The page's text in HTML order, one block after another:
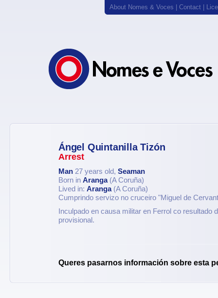
About Nomes & Voces Contact
Ángel Quintanilla Tizón
Arrest
Man 27 years old, Seaman
Born in Aranga(A Coruña)
Lived in: Aranga(A Coruña)
Cumprindo servizo no cruceiro "Miguel de
Inculpado en causa militar en Ferrol co resultado
provisional.
Queres pasarnos información sobre esta